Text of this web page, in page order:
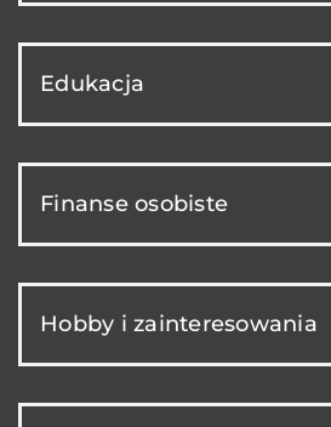
Edukacja
Finanse osobiste
Hobby i zainteresowania